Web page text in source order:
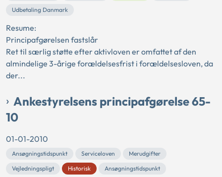
Udbetaling Danmark
Resume:
Principafgørelsen fastslår
Ret til særlig støtte efter aktivloven er omfattet af den
almindelige 3-årige forældelsesfrist i forældelsesloven, da
der...
Ankestyrelsens principafgørelse 65-
10
01-01-2010
Ansøgningstidspunkt Serviceloven
Merudgifter
Vejledningspligt
Historisk
Ansøgningstidspunkt